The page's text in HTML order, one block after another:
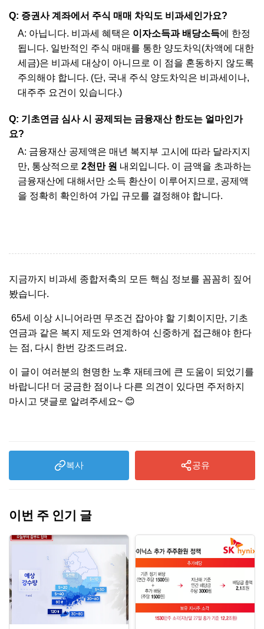
Q: 증권사 계좌에서 주식 매매 차익도 비과세인가요?
A: 아닙니다. 비과세 혜택은 이자소득과 배당소득에 한정
됩니다. 일반적인 주식 매매를 통한 양도차익(차액에 대한
세금)은 비과세 대상이 아니므로 이 점을 혼동하지 않도록
주의해야 합니다. (단, 국내 주식 양도차익은 비과세이나,
대주주 요건이 있습니다.)
Q: 기초연금 심사 시 공제되는 금융재산 한도는 얼마인가
요?
A: 금융재산 공제액은 매년 복지부 고시에 따라 달라지지
만, 통상적으로 2천만 원 내외입니다. 이 금액을 초과하는
금융재산에 대해서만 소득 환산이 이루어지므로, 공제액
을 정확히 확인하여 가입 규모를 결정해야 합니다.
지금까지 비과세 종합저축의 모든 핵심 정보를 꼼꼼히 짚어
봤습니다.
65세 이상 시니어라면 무조건 잡아야 할 기회이지만, 기초
연금과 같은 복지 제도와 연계하여 신중하게 접근해야 한다
는 점, 다시 한번 강조드려요.
이 글이 여러분의 현명한 노후 재테크에 큰 도움이 되었기를
바랍니다! 더 궁금한 점이나 다른 의견이 있다면 주저하지
마시고 댓글로 알려주세요~ 😊
복사 공유
이번 주 인기 글